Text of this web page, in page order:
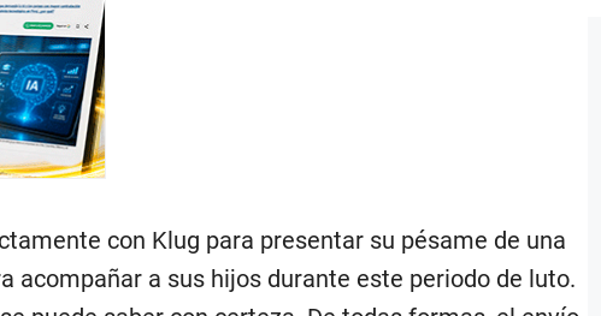
con Klug para presentar su pésame de una
acompañar a sus hijos durante este periodo de luto.